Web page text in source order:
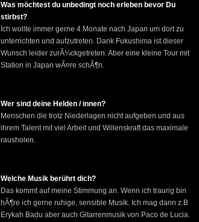
Was möchtest du unbedingt noch erleben bevor Du
stirbst?
Ich wollte immer gerne 4 Monate nach Japan um dort zu
unterrichten und aufzutreten. Dank Fukushima ist dieser
Wunsch leider zurÃ¼ckgetreten. Aber eine kleine Tour mit
Station in Japan wÃ¤re schÃ¶n.
Wer sind deine Helden / innen?
Menschen die trotz Niederlagen nicht aufgeben und aus
ihrem Talent mit viel Arbeit und Willenskraft das maximale
rausholen.
Welche Musik berührt dich?
Das kommt auf meine Stimmung an. Wenn ich traurig bin
hÃ¶re ich gerne ruhige, sensible Musik. Ich mag dann z.B
Erykah Badu aber auch Gitarrenmusik von Paco de Lucia.